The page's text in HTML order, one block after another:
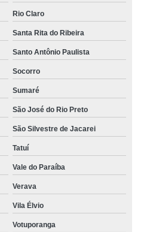
Rio Claro
Santa Rita do Ribeira
Santo Antônio Paulista
Socorro
Sumaré
São José do Rio Preto
São Silvestre de Jacarei
Tatuí
Vale do Paraíba
Verava
Vila Élvio
Votuporanga